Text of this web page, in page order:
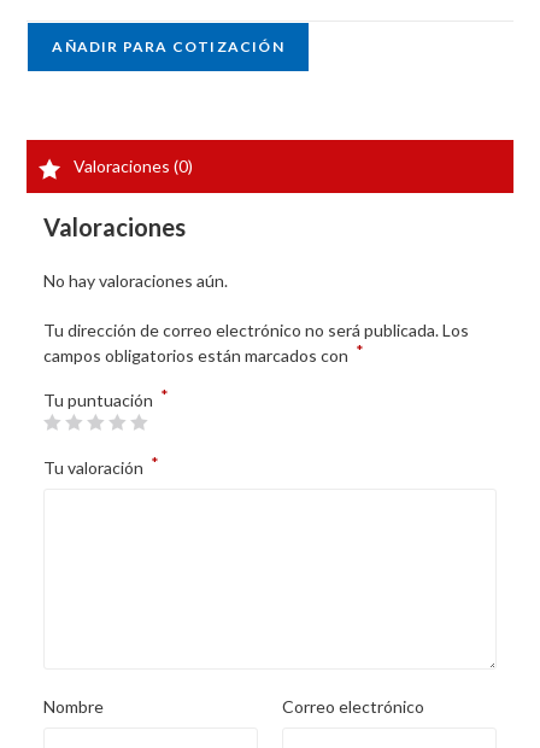
AÑADIR PARA COTIZACIÓN
Valoraciones (0)
Valoraciones
No hay valoraciones aún.
Tu dirección de correo electrónico no será publicada. Los
campos obligatorios están marcados con *
Tu puntuación *
Tu valoración *
Nombre Correo electrónico